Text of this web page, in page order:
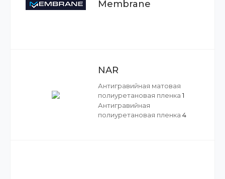
Membrane
NAR
Антигравийная матовая
полиуретановая пленка 1
Антигравийная
полиуретановая пленка 4